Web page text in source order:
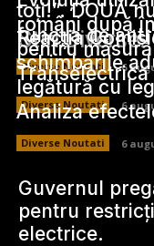
Stiri Diverse:
toți!”. DOUĂ
funcția de
Diverse Noutati 6
români după
pentru
Transelectrica
Diverse Noutati 6
Reacția
schimbările
legătură cu
Analiza
Diverse Noutati 6
Guvernul
pentru
electrice.